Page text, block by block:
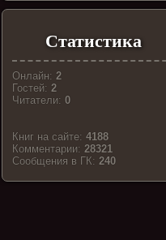
Статистика
Онлайн:2
Гостей:2
Читатели:0
Книг на сайте:4188
Комментарии:28321
Cообщения в ГК:240